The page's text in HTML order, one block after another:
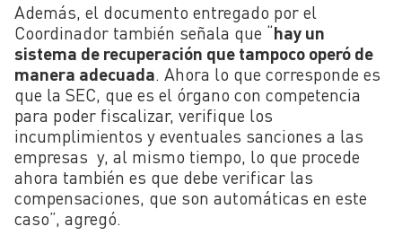
Además, el documento entregado por el
Coordinador también señala que “hay un
sistema de recuperación que tampoco operó de
manera adecuada. Ahora lo que corresponde es
que la SEC, que es el órgano con competencia
para poder fiscalizar, verifique los
incumplimientos y eventuales sanciones a las
empresas y, al mismo tiempo, lo que procede
ahora también es que debe verificar las
compensaciones, que son automáticas en este
caso”, agregó.